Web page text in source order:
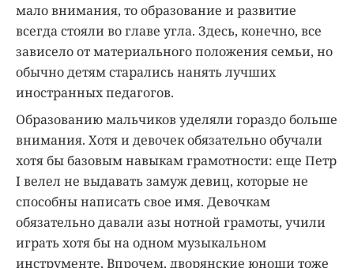
мало внимания, то образование и развитие
всегда стояли во главе угла. Здесь, конечно, все
зависело от материального положения семьи, но
обычно детям старались нанять лучших
иностранных педагогов.
Образованию мальчиков уделяли гораздо больше
внимания. Хотя и девочек обязательно обучали
хотя бы базовым навыкам грамотности: еще Петр
I велел не выдавать замуж девиц, которые не
способны написать свое имя. Девочкам
обязательно давали азы нотной грамоты, учили
играть хотя бы на одном музыкальном
инструменте. Впрочем, дворянские юноши тоже